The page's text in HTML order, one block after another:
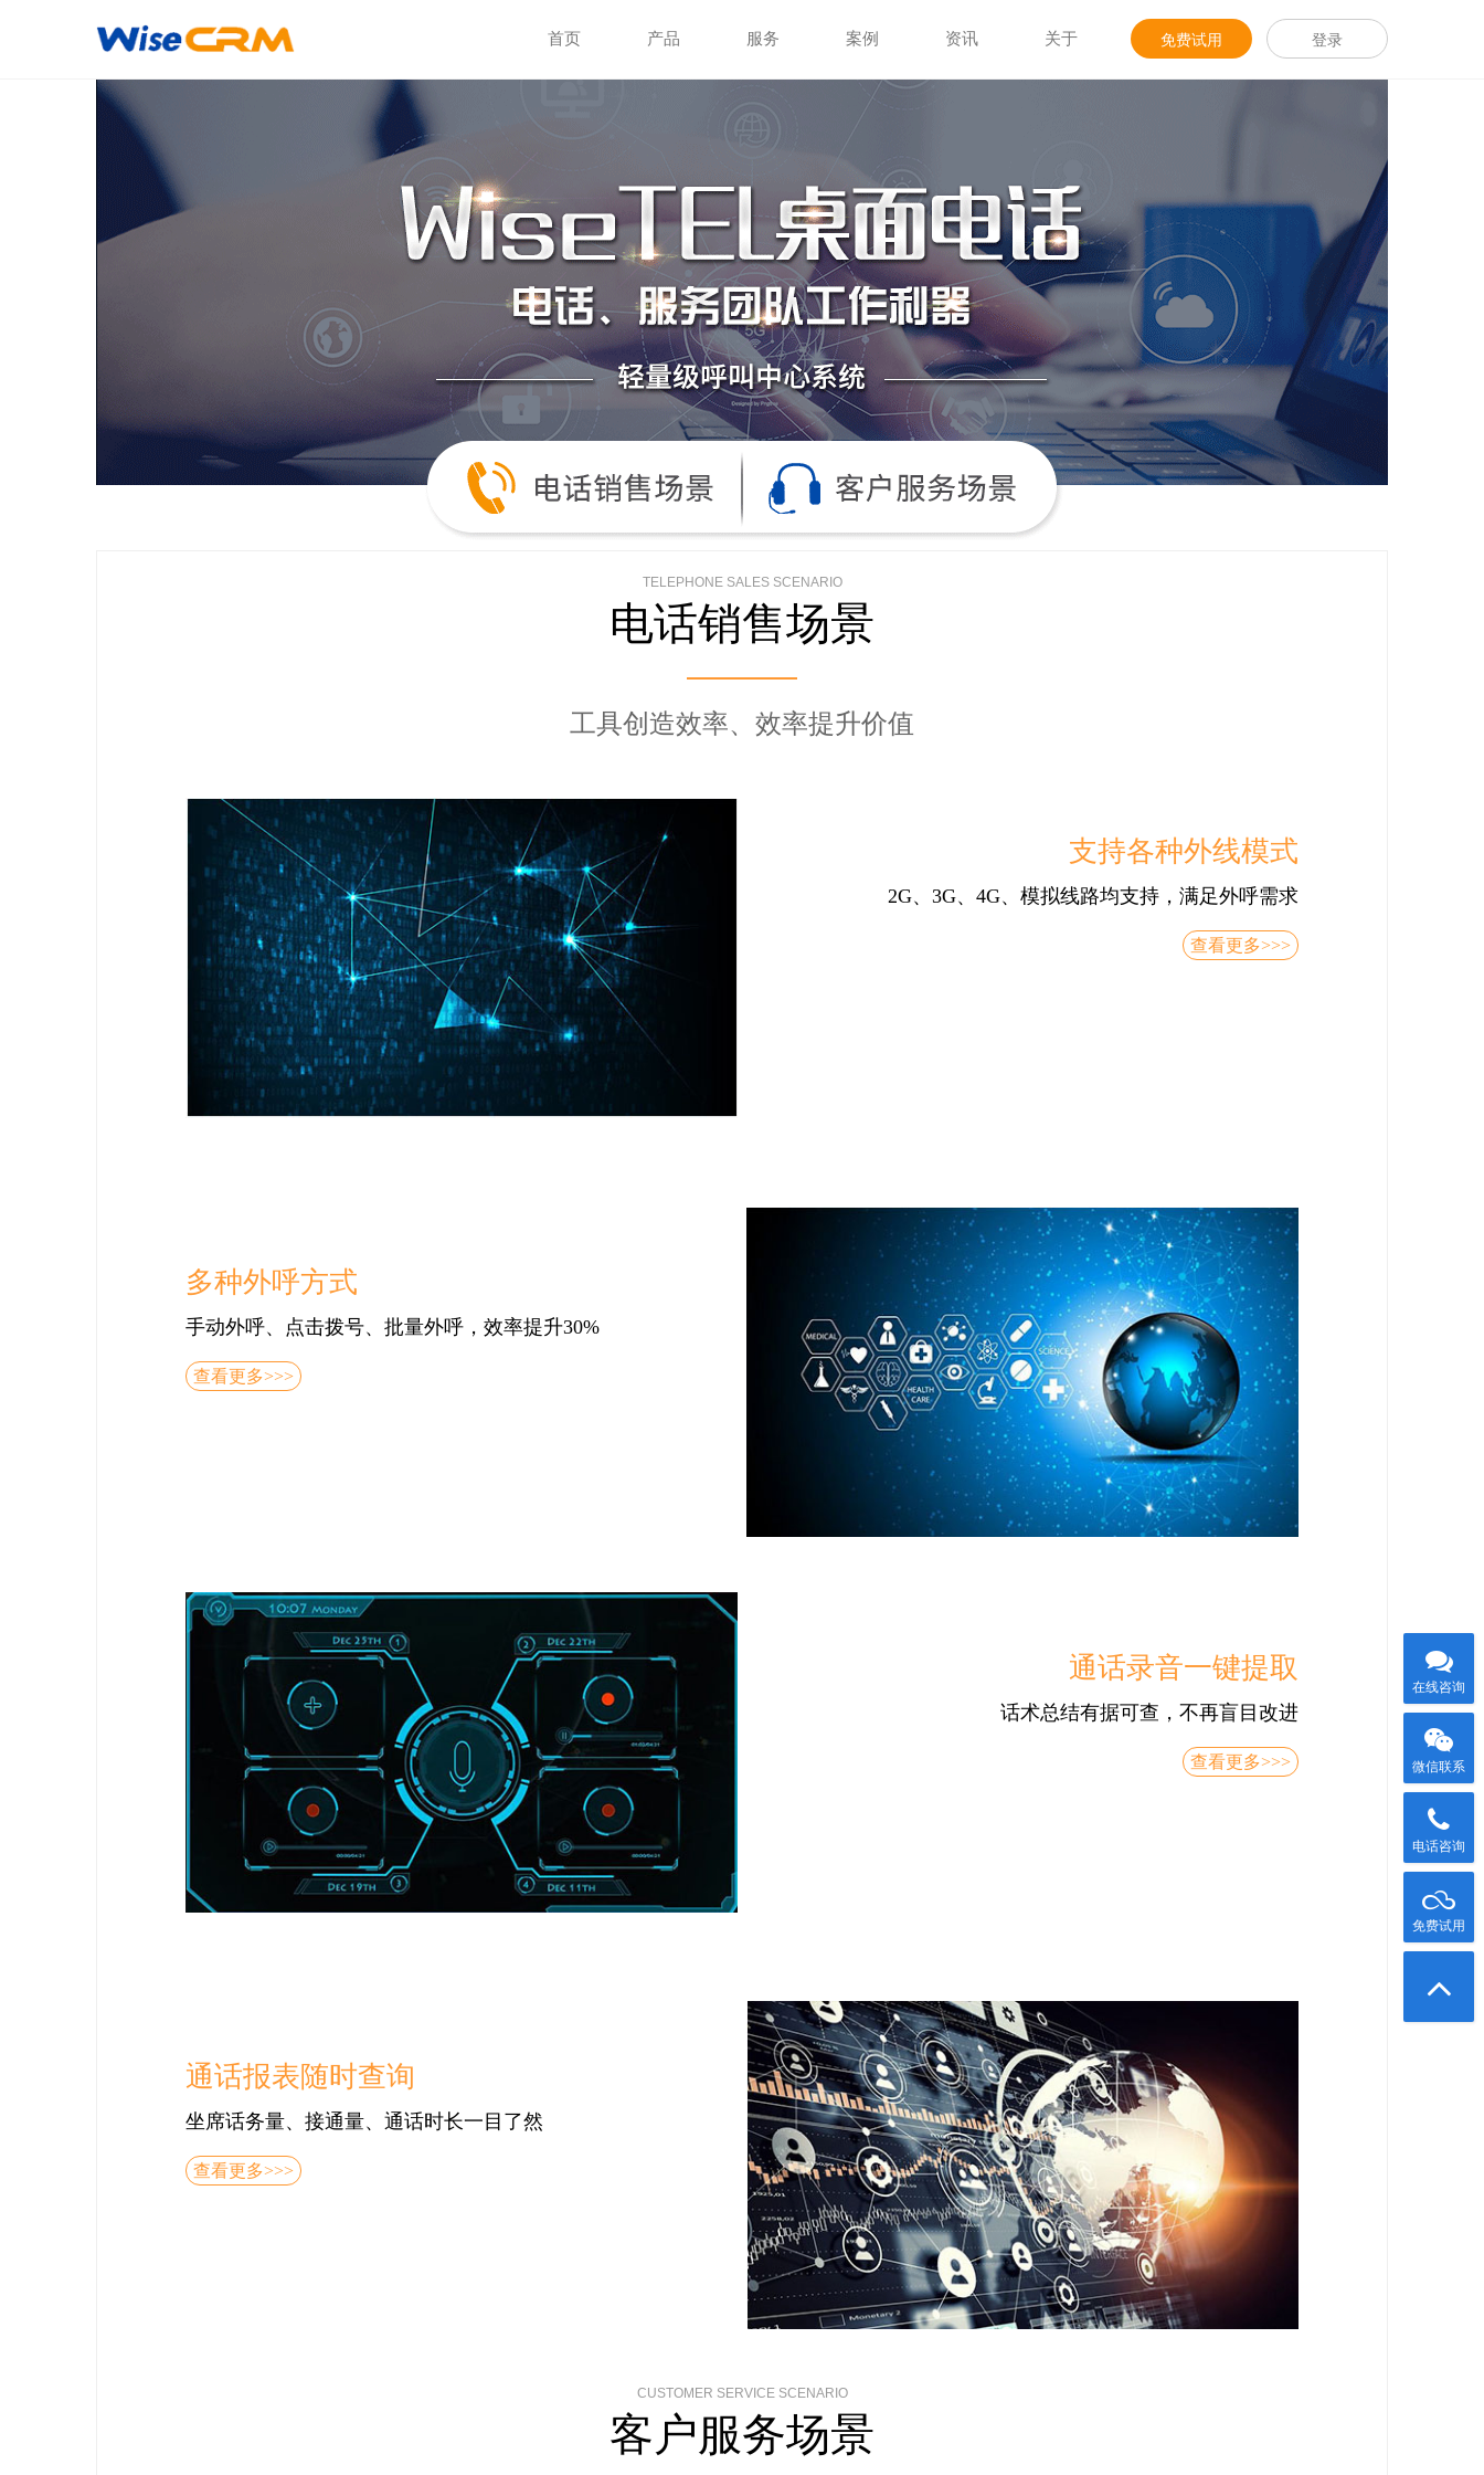
免费试用 登录
首页 产品 服务 案例 资讯 关于
TELEPHONE SALES SCENARIO
电话销售场景
工具创造效率、效率提升价值
支持各种外线模式
2G、3G、4G、模拟线路均支持，满足外呼需求
查看更多>>>
多种外呼方式
手动外呼、点击拨号、批量外呼，效率提升30%
查看更多>>>
通话录音一键提取
话术总结有据可查，不再盲目改进
查看更多>>>
通话报表随时查询
坐席话务量、接通量、通话时长一目了然
查看更多>>>
CUSTOMER SERVICE SCENARIO
客户服务场景
在线咨询
微信联系
电话咨询
免费试用